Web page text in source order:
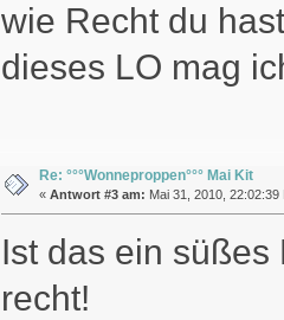
wie Recht du
dieses LO mag
Re: °°°Wonneproppen°°° Mai Kit
« Antwort #3 am: Mai 31, 2010, 22:02:39
Ist das ein süßes
recht!